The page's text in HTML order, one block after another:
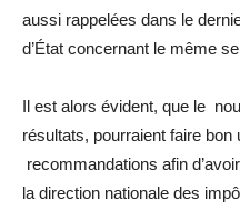
aussi rappelées dans le
d’État concernant le même
Il est alors évident, que le
résultats, pourraient faire
recommandations afin
la direction nationale des